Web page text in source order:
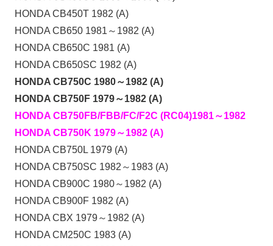
HONDA CB450T 1982 (A)
HONDA CB650 1981～1982 (A)
HONDA CB650C 1981 (A)
HONDA CB650SC 1982 (A)
HONDA CB750C 1980～1982 (A)
HONDA CB750F 1979～1982 (A)
HONDA CB750FB/FBB/FC/F2C (RC04)1981～1982
HONDA CB750K 1979～1982 (A)
HONDA CB750L 1979 (A)
HONDA CB750SC 1982～1983 (A)
HONDA CB900C 1980～1982 (A)
HONDA CB900F 1982 (A)
HONDA CBX 1979～1982 (A)
HONDA CM250C 1983 (A)